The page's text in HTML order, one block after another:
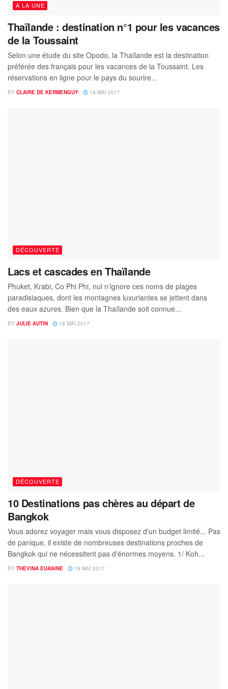
A LA UNE
Thaïlande : destination n°1 pour les vacances
de la Toussaint
Selon une étude du site Opodo, la Thaïlande est la destination
préférée des français pour les vacances de la Toussaint. Les
réservations en ligne pour le pays du sourire...
BY CLAIRE DE KERMENGUY 18 MAI 2017
DÉCOUVERTE
Lacs et cascades en Thaïlande
Phuket, Krabi, Co Phi Phi, nul n’ignore ces noms de plages
paradisiaques, dont les montagnes luxuriantes se jettent dans
des eaux azures. Bien que la Thaïlande soit connue...
BY JULIE AUTIN 18 MAI 2017
DÉCOUVERTE
10 Destinations pas chères au départ de
Bangkok
Vous adorez voyager mais vous disposez d'un budget limité... Pas
de panique, il existe de nombreuses destinations proches de
Bangkok qui ne nécessitent pas d'énormes moyens. 1/ Koh...
BY THEVINA EUASINE 18 MAI 2017